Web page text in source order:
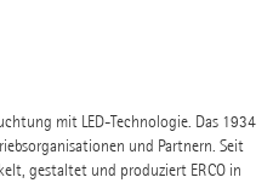
mit LED-Technologie. Das 1934
und Partnern. Seit
gestaltet und produziert ERCO in